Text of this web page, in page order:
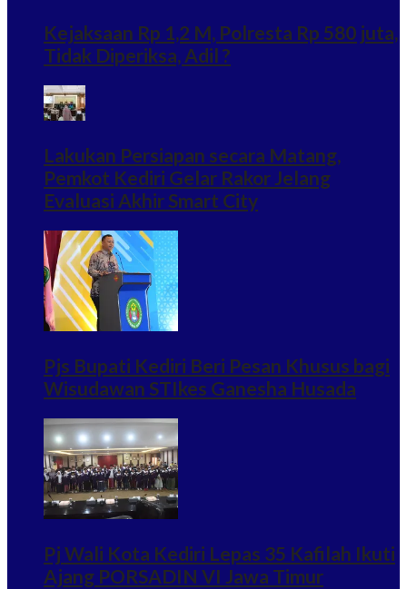
Kejaksaan Rp 1,2 M, Polresta Rp 580 juta,
Tidak Diperiksa, Adil ?
Lakukan Persiapan secara Matang,
Pemkot Kediri Gelar Rakor Jelang
Evaluasi Akhir Smart City
Pjs Bupati Kediri Beri Pesan Khusus bagi
Wisudawan STIkes Ganesha Husada
Pj Wali Kota Kediri Lepas 35 Kafilah Ikuti
Ajang PORSADIN VI Jawa Timur